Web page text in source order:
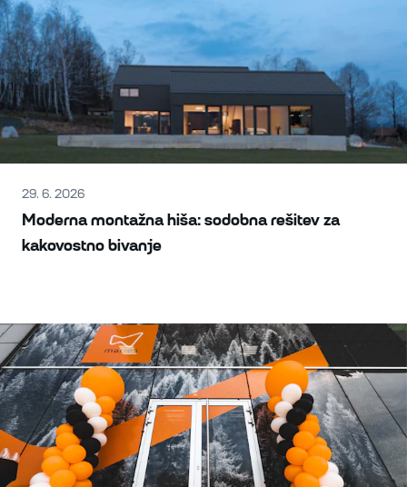
29. 6. 2026
Moderna montažna hiša: sodobna rešitev za
kakovostno bivanje